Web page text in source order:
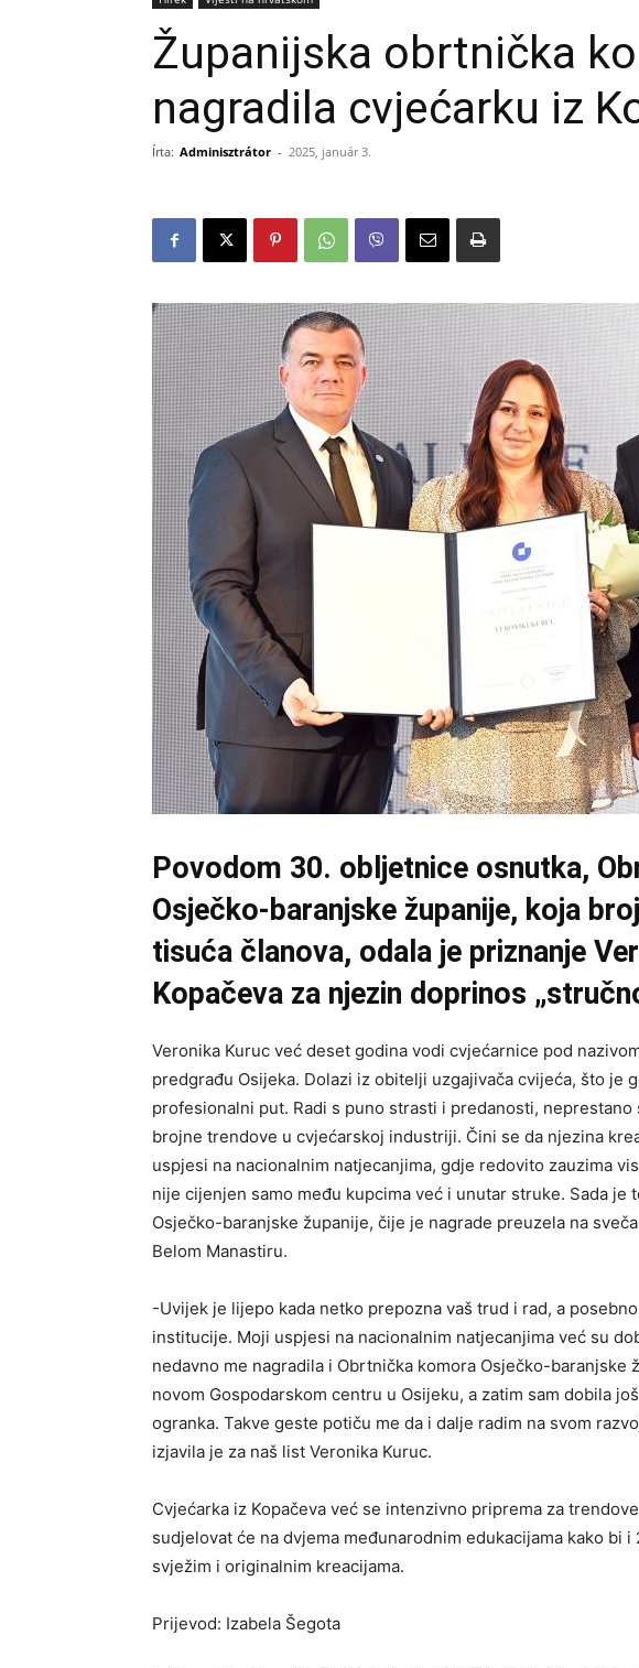
Županijska obrtnička
nagradila cvjećarku iz
Írta: Adminisztrátor - 2025, január 3.
Povodom 30. obljetnice osnutka,
Osječko-baranjske županije, koja
tisuća članova, odala je priznanje
Kopačeva za njezin doprinos
Veronika Kuruc već deset godina vodi cvjećarnice pod
predgrađu Osijeka. Dolazi iz obitelji uzgajivača cvijeća, što je
profesionalni put. Radi s puno strasti i predanosti,
brojne trendove u cvjećarskoj industriji. Čini se da njezina
uspjesi na nacionalnim natjecanjima, gdje redovito zauzima
nije cijenjen samo među kupcima već i unutar struke. Sada je
Osječko-baranjske županije, čije je nagrade preuzela na
Belom Manastiru.
-Uvijek je lijepo kada netko prepozna vaš trud i rad, a
institucije. Moji uspjesi na nacionalnim natjecanjima već su
nedavno me nagradila i Obrtnička komora Osječko-baranjske
novom Gospodarskom centru u Osijeku, a zatim sam dobila
ogranka. Takve geste potiču me da i dalje radim na svom
izjavila je za naš list Veronika Kuruc.
Cvjećarka iz Kopačeva već se intenzivno priprema za
sudjelovat će na dvjema međunarodnim edukacijama kako bi
svježim i originalnim kreacijama.
Prijevod: Izabela Šegota